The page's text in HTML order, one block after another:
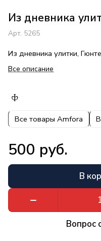
Из дневника
Арт. 5265
Из дневника улитки,
Все описание
Все товары Amfora
500 руб.
В
Вопрос